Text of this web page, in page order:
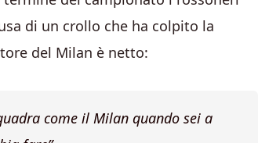
di un crollo che ha colpito la
del Milan è netto:
come il Milan quando sei a